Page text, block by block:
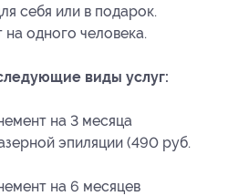
себя или в подарок.
одного человека.
виды услуг:
на 3 месяца
эпиляции (490 руб.
на 6 месяцев